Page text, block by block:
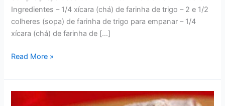
Ingredientes – 1/4 xícara (chá) de farinha de trigo – 2 e 1/2
colheres (sopa) de farinha de trigo para empanar – 1/4
xícara (chá) de farinha de […]
RECEITAS
DELICIOSOS
CROQUETES
Read More »